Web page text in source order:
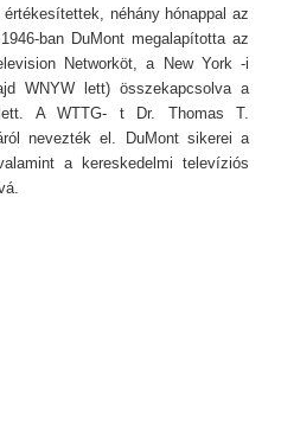
néhány hónappal az
ban DuMont megalapította az
Networköt, a New York -i
WNYW lett) összekapcsolva a
lett. A WTTG- t Dr. Thomas T.
nevezték el. DuMont sikerei a
a kereskedelmi televíziós